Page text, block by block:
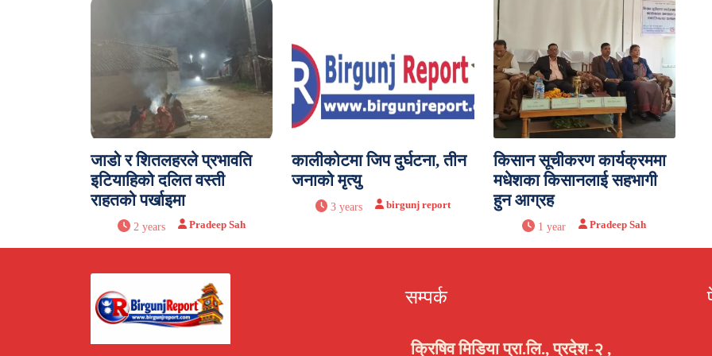
जाडो र शितलहरले प्रभावति
इटियाहिको दलित वस्ती
राहतको पर्खाइमा
2 years Pradeep Sah
कालीकोटमा जिप दुर्घटना, तीन
जनाको मृत्यु
3 years birgunj report
किसान सूचीकरण कार्यक्रममा
मधेशका किसानलाई सहभागी
हुन आग्रह
1 year Pradeep Sah
सम्पर्क
क्रिषिव मिडिया प्रा.लि., प्रदेश-२ ,